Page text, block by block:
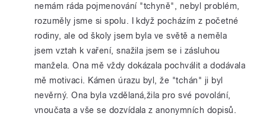
nemám ráda pojmenování "tchyně", nebyl problém,
rozuměly jsme si spolu. I když pocházím z početné
rodiny, ale od školy jsem byla ve světě a neměla
jsem vztah k vaření, snažila jsem se i zásluhou
manžela. Ona mě vždy dokázala pochválit a dodávala
mě motivaci. Kámen úrazu byl, že "tchán" ji byl
nevěrný. Ona byla vzdělaná,žila pro své povolání,
vnoučata a vše se dozvídala z anonymních dopisů.